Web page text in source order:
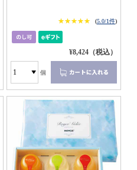
★★★★★
★★★★★ (5.0/1件)
¥8,424（税込）
個